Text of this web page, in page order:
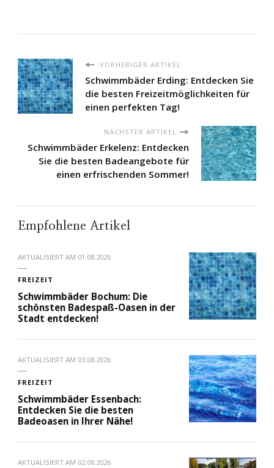
VORHERIGER ARTIKEL
Schwimmbäder Erding: Entdecken Sie
die besten Freizeitmöglichkeiten für
einen perfekten Tag!
NÄCHSTER ARTIKEL
Schwimmbäder Erkelenz: Entdecken
Sie die besten Badeangebote für
einen erfrischenden Sommer!
Empfohlene Artikel
AKTUALISIERT AM 01.08.2026
FREIZEIT
Schwimmbäder Bochum: Die
schönsten Badespaß-Oasen in der
Stadt entdecken!
AKTUALISIERT AM 03.08.2026
FREIZEIT
Schwimmbäder Essenbach:
Entdecken Sie die besten
Badeoasen in Ihrer Nähe!
AKTUALISIERT AM 02.08.2026